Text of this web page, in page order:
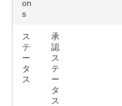
on
s
ス
テ
ー
タ
ス
承
認
ス
テ
ー
タ
ス